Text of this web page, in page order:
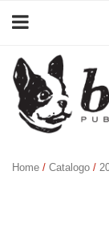
Home / Catalogo /